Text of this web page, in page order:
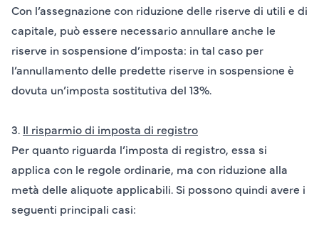
Con l’assegnazione con riduzione delle riserve di utili e di
capitale, può essere necessario annullare anche le
riserve in sospensione d’imposta: in tal caso per
l’annullamento delle predette riserve in sospensione è
dovuta un’imposta sostitutiva del 13%.
3. Il risparmio di imposta di registro
Per quanto riguarda l’imposta di registro, essa si
applica con le regole ordinarie, ma con riduzione alla
metà delle aliquote applicabili. Si possono quindi avere i
seguenti principali casi: